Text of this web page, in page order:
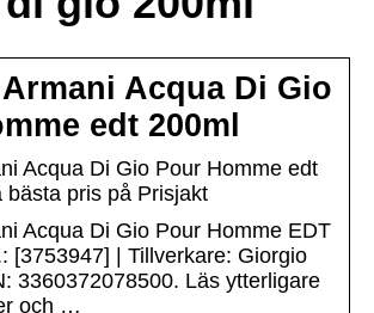
Acqua Di Gio
edt 200ml
Acqua Di Gio Pour Homme edt
bästa pris på Prisjakt
Acqua Di Gio Pour Homme EDT
[3753947] | Tillverkare: Giorgio
3360372078500. Läs ytterligare
och …